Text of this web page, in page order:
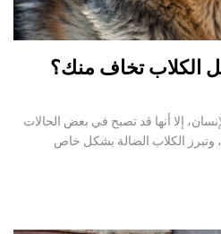
إلا أنها قد تصبح في بعض الحالات
الكلاب الضالة بشكل خاص